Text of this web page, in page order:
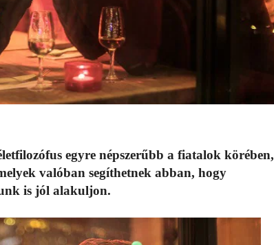
egyre népszerűbb a fiatalok körében,
valóban segíthetnek abban, hogy
is jól alakuljon.